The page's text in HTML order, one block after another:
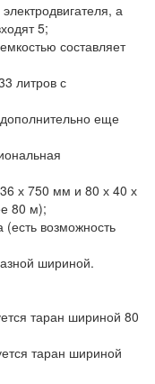
а
5;
составляет
литров с
еще
х 750 мм и 80 х 40 х
80 м);
возможность
шириной.
таран шириной 80
таран шириной